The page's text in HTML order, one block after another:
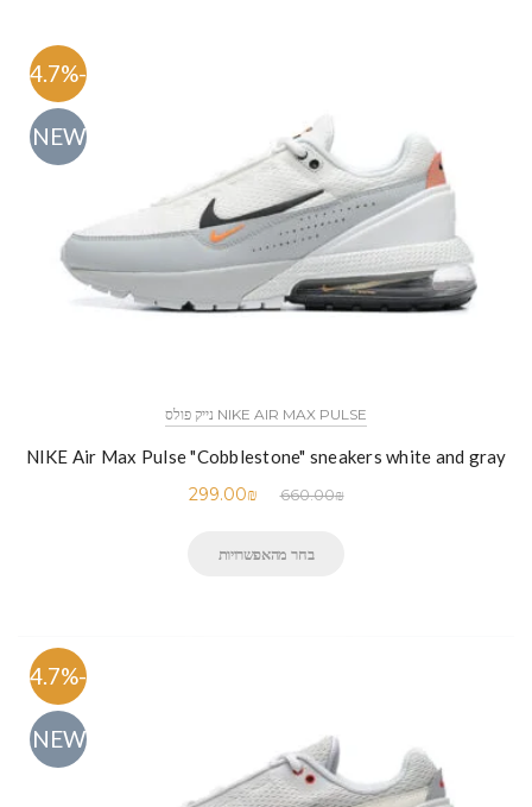
-54.7%
NEW
NIKE AIR MAX PULSE נייק פולס
NIKE Air Max Pulse "Cobblestone" sneakers white and gray
660.00₪
299.00₪
בחר מהאפשרויות
-54.7%
NEW